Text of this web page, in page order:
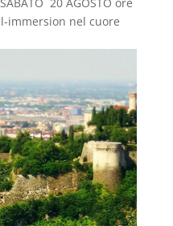
immersion nel cuore